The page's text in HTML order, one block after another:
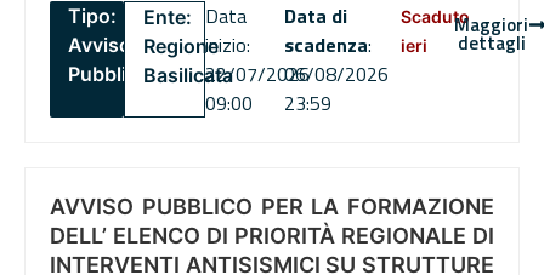
Tipo:
Avviso
Pubblico
Ente:
Regione
Basilicata
Data
inizio:
22/07/2026
09:00
Data di
scadenza:
06/08/2026
23:59
Scaduto
ieri
Maggiori
dettagli
AVVISO PUBBLICO PER LA FORMAZIONE
DELL’ ELENCO DI PRIORITÀ REGIONALE DI
INTERVENTI ANTISISMICI SU STRUTTURE